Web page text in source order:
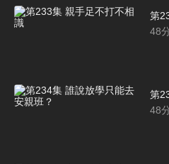
第
48
第
48